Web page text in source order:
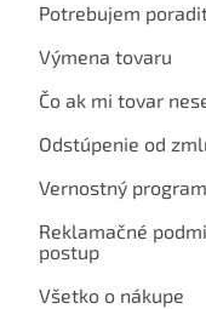
Potrebujem
Výmena tovaru
Čo ak mi tovar
Odstúpenie od
Vernostný program
Reklamačné
postup
Všetko o nákupe